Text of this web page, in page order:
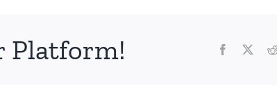
Platform! Facebook